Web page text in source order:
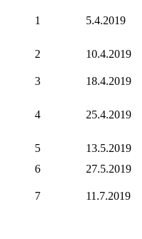
1 5.4.2019
2 10.4.2019
3 18.4.2019
4 25.4.2019
5 13.5.2019
6
27.5.2019
7 11.7.2019